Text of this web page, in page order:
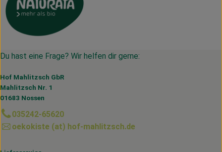
Du hast eine Frage? Wir helfen dir gerne:
Hof Mahlitzsch GbR
Mahlitzsch Nr. 1
01683 Nossen
035242-65620
oekokiste (at) hof-mahlitzsch.de